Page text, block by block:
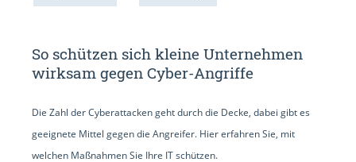
So schützen sich kleine Unternehmen
wirksam gegen Cyber-Angriffe
Die Zahl der Cyberattacken geht durch die Decke, dabei gibt es
geeignete Mittel gegen die Angreifer. Hier erfahren Sie, mit
welchen Maßnahmen Sie Ihre IT schützen.